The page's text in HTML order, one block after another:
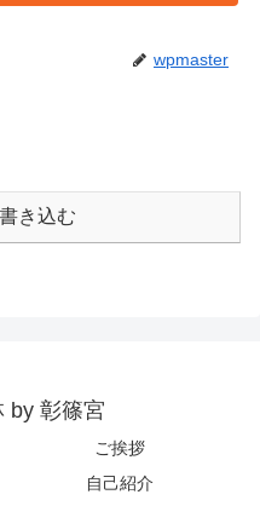
wpmaster
き込む
by 彰篠宮
ご挨拶
自己紹介